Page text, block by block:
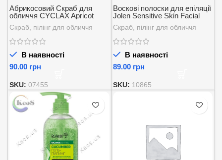
Абрикосовий Скраб для
обличчя CYCLAX Apricot
Facial Scrub 300мл.
Скраб, пілінг для обличчя
В наявності
грн
SKU: 07455
Воскові полоски для епіляції
Jolen Sensitive Skin Facial
Strip Wax 16 шт.
Скраб, пілінг для обличчя
В наявності
грн
SKU: 10865